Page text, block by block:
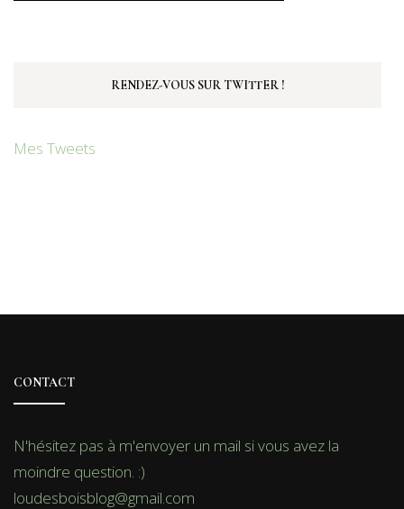
RENDEZ-VOUS SUR TWITTER !
Mes Tweets
CONTACT
N'hésitez pas à m'envoyer un mail si vous avez la
moindre question. :)
loudesboisblog@gmail.com